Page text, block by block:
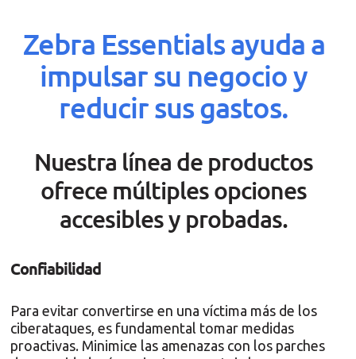
Zebra Essentials ayuda a
impulsar su negocio y
reducir sus gastos.
Nuestra línea de productos
ofrece múltiples opciones
accesibles y probadas.
Confiabilidad
Para evitar convertirse en una víctima más de los
ciberataques, es fundamental tomar medidas
proactivas. Minimice las amenazas con los parches